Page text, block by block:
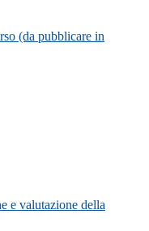
(da pubblicare in
e valutazione della